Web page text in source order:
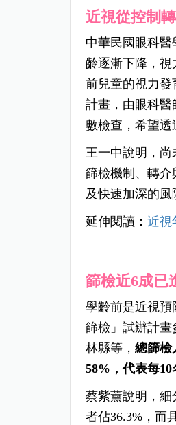
近視從控制
中華民國眼科
齡逐漸下降，
前兒童的視力發
計畫，由眼科醫
數檢查，希望透
王一中說明，尚
篩檢機制、轉介
及快速加深的風
延伸閱讀： 近視
篩檢近6成已
學齡前是近視預
篩檢」試辦計畫
林縣等， 總篩檢
58%，代表每10
蔡紫薰說明，細
者佔36.3%，而